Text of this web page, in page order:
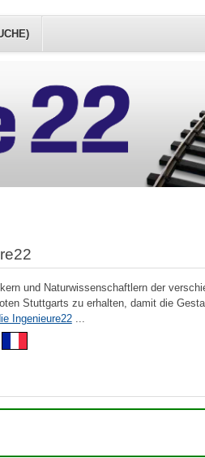
und Naturwissenschaftlern der
Stuttgarts zu erhalten, damit die
Ingenieure22...